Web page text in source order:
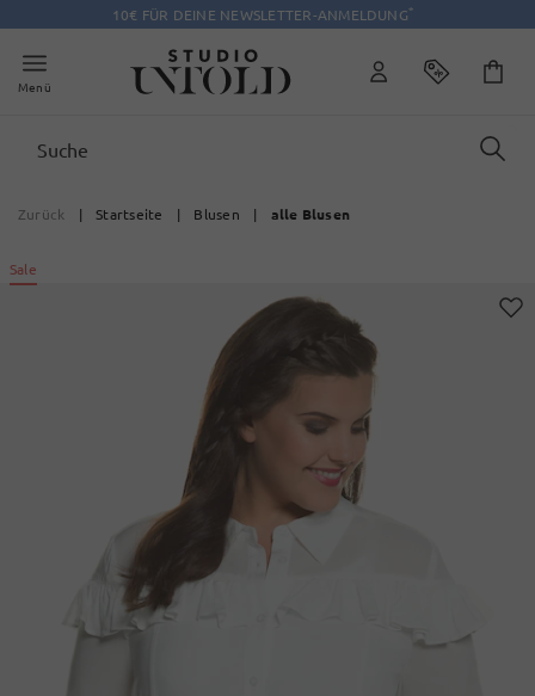
10€ FÜR DEINE NEWSLETTER-ANMELDUNG*
Menü
Zurück | Startseite | Blusen | alle Blusen
Sale